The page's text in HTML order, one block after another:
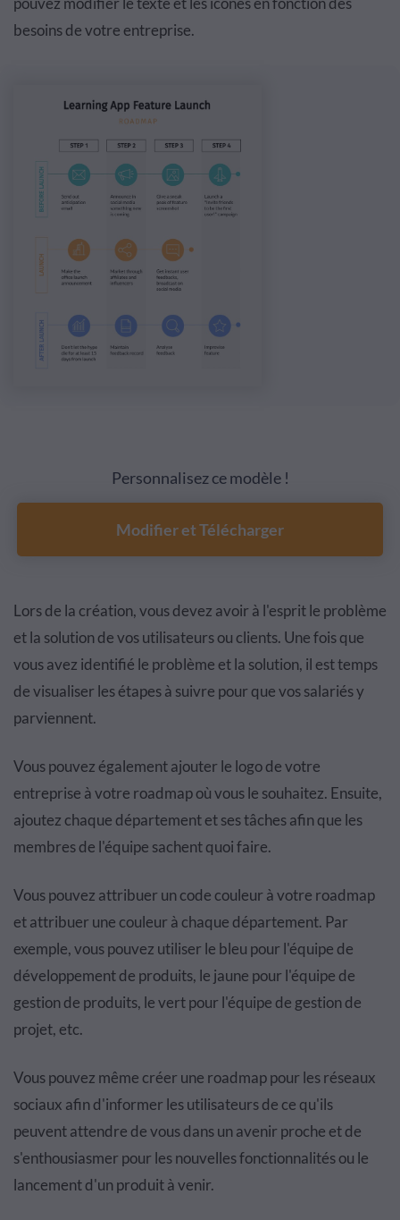
besoins de votre entreprise.
Personnalisez ce modèle !
Modifier et Télécharger
Lors de la création, vous devez avoir à l'esprit le problème
et la solution de vos utilisateurs ou clients. Une fois que
vous avez identifié le problème et la solution, il est temps
de visualiser les étapes à suivre pour que vos salariés y
parviennent.
Vous pouvez également ajouter le logo de votre
entreprise à votre roadmap où vous le souhaitez. Ensuite,
ajoutez chaque département et ses tâches afin que les
membres de l'équipe sachent quoi faire.
Vous pouvez attribuer un code couleur à votre roadmap
et attribuer une couleur à chaque département. Par
exemple, vous pouvez utiliser le bleu pour l'équipe de
développement de produits, le jaune pour l'équipe de
gestion de produits, le vert pour l'équipe de gestion de
projet, etc.
Vous pouvez même créer une roadmap pour les réseaux
sociaux afin d'informer les utilisateurs de ce qu'ils
peuvent attendre de vous dans un avenir proche et de
s'enthousiasmer pour les nouvelles fonctionnalités ou le
lancement d'un produit à venir.